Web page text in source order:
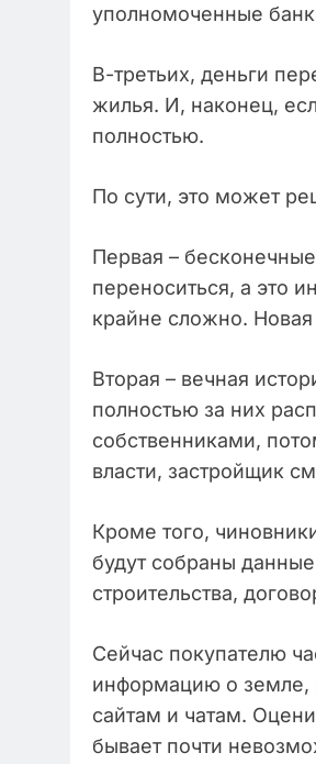
уполномоченные
В-третьих, деньги
жилья. И, наконец,
полностью.
По сути, это может
Первая –
переноситься, а это
крайне сложно. Новая
Вторая – вечная
полностью за них
собственниками,
власти, застройщик
Кроме того,
будут собраны
строительства,
Сейчас покупателю
информацию о земле,
сайтам и чатам.
бывает почти